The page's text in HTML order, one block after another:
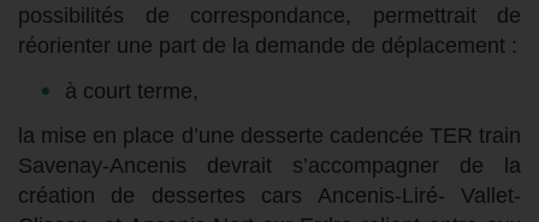
possibilités de correspondance, permettrait de
réorienter une part de la demande de déplacement :
à court terme,
la mise en place d’une desserte cadencée TER train
Savenay-Ancenis devrait s’accompagner de la
création de dessertes cars Ancenis-Liré- Vallet-